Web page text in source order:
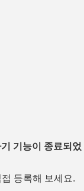
기능이 종료되었
등록해 보세요.